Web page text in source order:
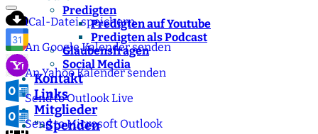
Predigten
Predigten auf Youtube
Predigten als Podcast
Glaubensfragen
Social Media
Kontakt
Links
Mitglieder
">Spenden
iCal-Datei speichern
An Google Kalender senden
An Yahoo Kalender senden
Send to Outlook Live
Send to Microsoft Outlook